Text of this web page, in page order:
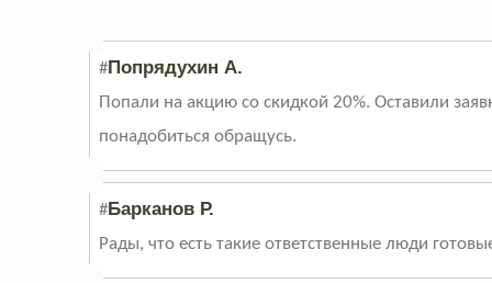
#Попрядухин А.
Попали на акцию со скидкой 20%. Оставили
понадобиться обращусь.
#Барканов Р.
Рады, что есть такие ответственные люди